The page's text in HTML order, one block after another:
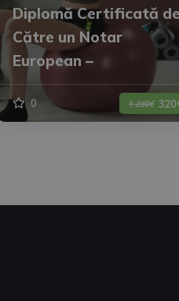
Diplomă Certificată de
Către un Notar
European –
0 1.280€